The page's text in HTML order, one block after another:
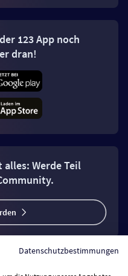
123 App noch
dran!
alles: Werde Teil
Datenschutzbestimmungen